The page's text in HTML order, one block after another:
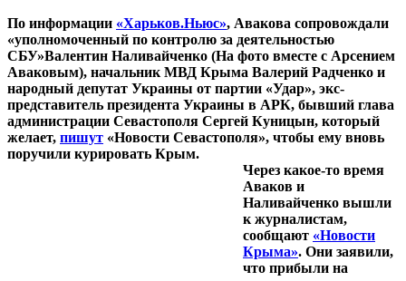
По информации «Харьков.Ньюс», Авакова сопровождали
«уполномоченный по контролю за деятельностью
СБУ»Валентин Наливайченко (На фото вместе с Арсением
Аваковым), начальник МВД Крыма Валерий Радченко и
народный депутат Украины от партии «Удар», экс-
представитель президента Украины в АРК, бывший глава
администрации Севастополя Сергей Куницын, который
желает, пишут «Новости Севастополя», чтобы ему вновь
поручили курировать Крым.
Через какое-то время
Аваков и
Наливайченко вышли
к журналистам,
сообщают «Новости
Крыма». Они заявили,
что прибыли на